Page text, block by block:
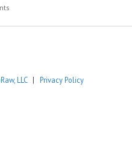
LLC| Privacy Policy